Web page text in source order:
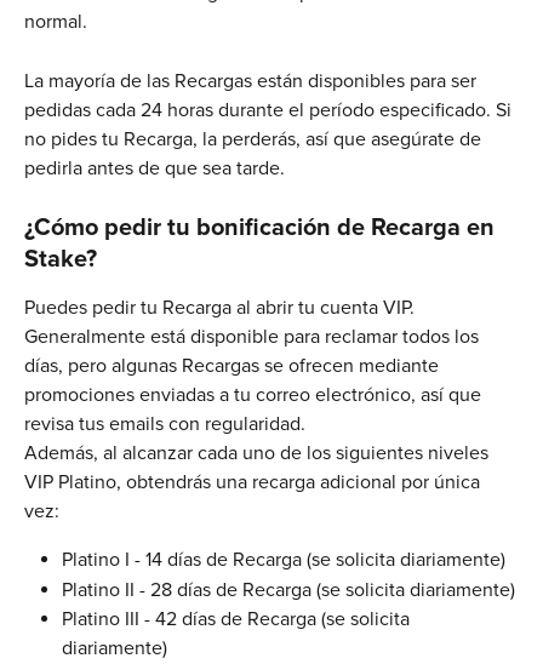
normal.
La mayoría de las Recargas están disponibles para ser
pedidas cada 24 horas durante el período especificado. Si
no pides tu Recarga, la perderás, así que asegúrate de
pedirla antes de que sea tarde.
¿Cómo pedir tu bonificación de Recarga en
Stake?
Puedes pedir tu Recarga al abrir tu cuenta VIP.
Generalmente está disponible para reclamar todos los
días, pero algunas Recargas se ofrecen mediante
promociones enviadas a tu correo electrónico, así que
revisa tus emails con regularidad.
Además, al alcanzar cada uno de los siguientes niveles
VIP Platino, obtendrás una recarga adicional por única
vez:
Platino I - 14 días de Recarga (se solicita diariamente)
Platino II - 28 días de Recarga (se solicita diariamente)
Platino III - 42 días de Recarga (se solicita
diariamente)